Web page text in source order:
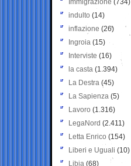
Immigrazione (734)
indulto (14)
inflazione (26)
Ingroia (15)
Interviste (16)
la casta (1.394)
La Destra (45)
La Sapienza (5)
Lavoro (1.316)
LegaNord (2.411)
Letta Enrico (154)
Liberi e Uguali (10)
Libia (68)